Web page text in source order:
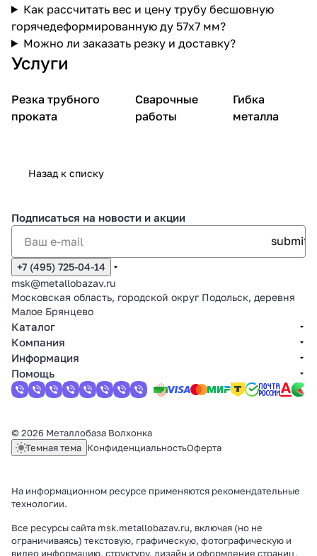
Как рассчитать вес и цену трубу бесшовную
горячедеформированную ду 57х7 мм?
Можно ли заказать резку и доставку?
Услуги
Резка трубного
проката
Сварочные
работы
Гибка
металла
Назад к списку
Подписаться на новости и акции
+7 (495) 725-04-14
msk@metallobazav.ru
Московская область, городской округ Подольск, деревня
Малое Брянцево
Каталог
Компания
Информация
Помощь
© 2026 Металлобаза Волхонка
Темная тема КонфиденциальностьОферта
На информационном ресурсе применяются рекомендательные
технологии.
Все ресурсы сайта msk.metallobazav.ru, включая (но не
ограничиваясь) текстовую, графическую, фотографическую и
видео информацию, структуру, дизайн и оформление страниц,